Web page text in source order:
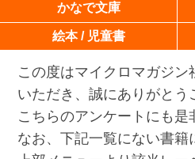
かなで文庫
絵本 / 児童書
この度はマイクロマガジン
いただき、誠にありがとう
こちらのアンケートにも是
なお、下記一覧にない書籍